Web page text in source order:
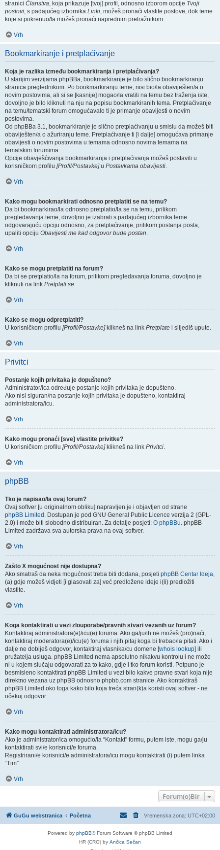
stranici Članstva, koja prikazuje [tvoj] profil, odnosno izborom opcije Tvoji
postovi, s padajućeg izbornika Linki, možeš pronaći vlastite postove, dok teme
koje si pokrenuo/la možeš pronaći naprednim pretražnikom.
Vrh
Bookmarkiranje i pretplaćivanje
Koja je razlika između bookmarkiranja i pretplaćivanja?
U starijim verzijama phpBBa, bookmarkiranje je bilo slično bookmarkiranju
stranica preglednikom. Po bookmarkiranju teme, nisi bio/la obaviješten/a o
novim postovima, ali si se [kasnije] mogao/la vratiti na temu bez traženja iste,
dovoljno je bilo kliknuti na nju na popisu bookmarkiranih tema. Pretplaćivanje
na temu/tematski forum omogućavalo ti je primanje obavijesti o novim
postovima.
Od phpBBa 3.1, bookmarkiranje je slično pretplaćivanju u smislu da možeš biti
obaviješten/a o ažuriranju teme. Pretplaćivanje ti [i dalje] omogućava primanje
obavijesti o novim postovima u temama odnosno novima temama na
tematskim forumima.
Opcije obavješćivanja bookmarkiranja i pretplaćivanja možeš postaviti u
korisničkom profilu [Profil/Postavke]u Postavkama obavijesti.
Vrh
Kako mogu bookmarkirati odnosno pretplatiti se na temu?
Da bi bookmarkirao/la odnosno pretplatio/la se na temu, prilikom
pregledavanja teme, dovoljno je izabrati s padajućeg izbornika teme
odgovarajuću opciju odnosno, za pretplaćivanje, prilikom postanja posta,
upaliti opciju Obavijesti me kad odgovor bude postan.
Vrh
Kako se mogu pretplatiti na forum?
Da bi se pretplatio/la na forum, prilikom pregledavanja foruma, dovoljno je
kliknuti na link Pretplati se.
Vrh
Kako se mogu odpretplatiti?
U korisničkom profilu [Profil/Postavke]klikneš na link Pretplate i slijediš upute.
Vrh
Privitci
Postanje kojih privitaka je dopušteno?
Administrator/ica određuje postanje kojih privitaka je dopušteno.
Ako nisi siguran/na postanje kojih privitaka je dopušteno, kontaktiraj
administratora/icu.
Vrh
Kako mogu pronaći [sve] vlastite privitke?
U korisničkom profilu [Profil/Postavke]klikneš na link Privitci.
Vrh
phpBB
Tko je napisao/la ovaj forum?
Ovaj softver [u originalnom obliku] napravljen je i objavljen od strane
phpBB Limited . Dostupan je pod GNU General Public Licence verzija 2 (GPL-
2.0) i može biti slobodno distribuiran. Za detalje posjeti: O phpBBu. phpBB
Limited zadržava sva autorska prava na ovaj softver.
Vrh
Zašto X mogućnost nije dostupna?
Ako smatraš da neka mogućnost treba biti dodana, posjeti phpBB Centar Ideja,
(a) gdje možeš vidjeti [i glasovati za] već predložene ideje i(li) predložiti
vlastite.
Vrh
Koga kontaktirati u vezi zlouporabe/pravnih stvari vezanih uz forum?
Kontaktiraj administratora(e)/icu(e) foruma. Ako ga/ju/ih ne možeš (pro)naći,
kontaktiraj moderatora(e)/icu(e) foruma i njih pitaj koga bi trebao/la pitati. Ako i
dalje ne dobiješ odgovor, kontaktiraj vlasnika/cu domene [whois lookup] ili
pružatelja usluga. phpBB Limited nema apsolutno nikakvu kontrolu i ne može
ni u kojem slučaju odgovarati za to kako, gdje i tko forum koristi. Potpuno je
besmisleno kontaktirati phpBB Limited u vezi bilo kakve pravne stvari koja nije
direktno vezana uz phpBB odnosno phpbb.com stranice. Ako kontaktiraš
phpBB Limited oko toga kako bilo koja treća stran(k)a koristi ovaj softver - ne
očekuj odgovor.
Vrh
Kako mogu kontaktirati administratora/icu?
Ako je administrator/ica omogućio/la “Kontakt” formu, putem iste, mogu ga/ju
kontaktirati svi/e korisnici/e foruma.
Registrirani/e korisnici/e administratora/icu mogu kontaktirati (i) putem linka
“Tim”.
Vrh
Forum(o)Bir
GuGu webstranica Početna Vremenska zona: UTC+02:00
Powered by phpBB® Forum Software © phpBB Limited
HR (CRO) by Ančica Sečan